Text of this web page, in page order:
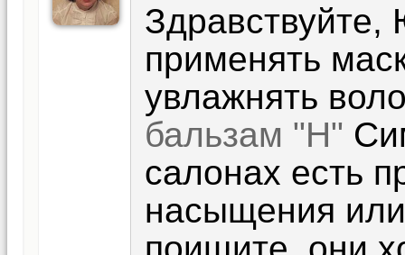
применять
увлажнять
бальзам "Н"
салонах есть
насыщения или